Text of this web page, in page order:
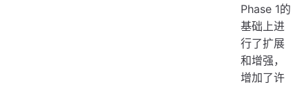
Phase 1的
基础上进
行了扩展
和增强，
增加了许